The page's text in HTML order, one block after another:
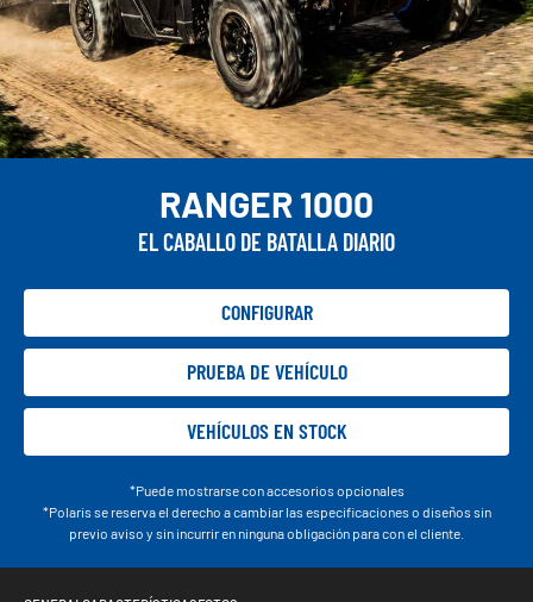
RANGER 1000
EL CABALLO DE BATALLA DIARIO
CONFIGURAR
PRUEBA DE VEHÍCULO
VEHÍCULOS EN STOCK
*Puede mostrarse con accesorios opcionales
*Polaris se reserva el derecho a cambiar las especificaciones o diseños sin
previo aviso y sin incurrir en ninguna obligación para con el cliente.